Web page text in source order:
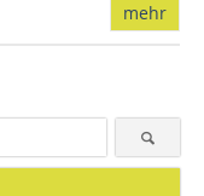
mehr